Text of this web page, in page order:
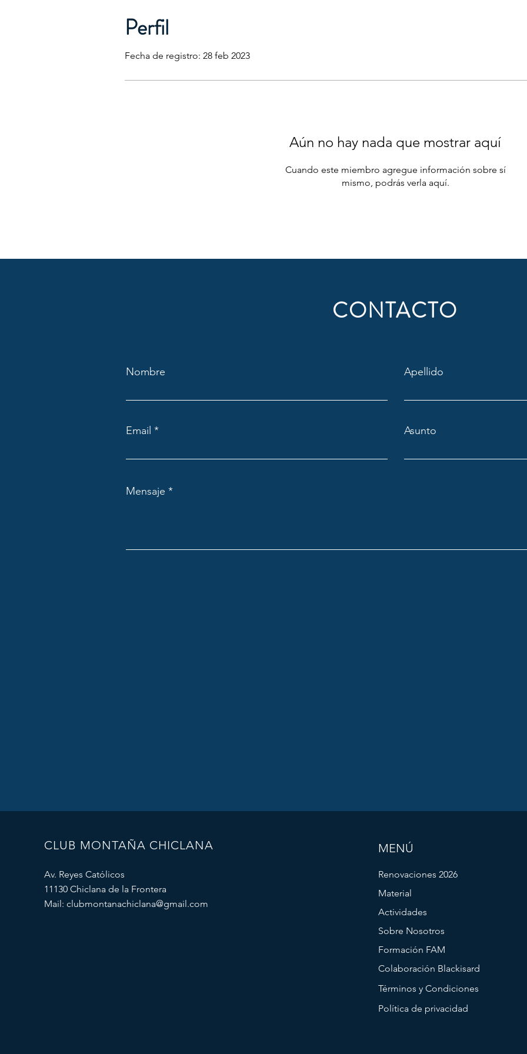
Perfil
Fecha de registro: 28 feb 2023
Aún no hay nada que mostrar aquí
Cuando este miembro agregue información sobre sí
mismo, podrás verla aquí.
CONTACTO
Nombre Apellido
Email Asunto
Mensaje
CLUB MONTAÑA CHICLANA
Av. Reyes Católicos
11130 Chiclana de la Frontera
Mail: clubmontanachiclana@gmail.com
MENÚ
Renovaciones 2026
Material
Actividades
Sobre Nosotros
Formación FAM
Colaboración Blackisard
Términos y Condiciones
Política de privacidad